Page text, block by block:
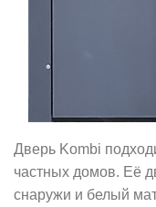
Дверь Kombi
частных домов. Её
снаружи и белый